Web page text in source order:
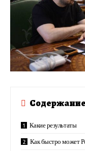
Содержание
Какие результаты
Как быстро может